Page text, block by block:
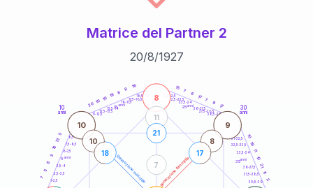
Matrice del Partner 2
20/8/1927
generazione maschile generazione femminile
10
anni
30
anni
1-2,5
2,5-3,5
3,5-4
6-7,5
7,5-8,5
8,5-9
11-12,5
12,5-13,5
13,5-14
16-17,5
17,5-18,5
18,5-19 21-22,5
22,5-23,5
23,5-24
26-27,5
27,5-28,5
28,5-29
31-32,5
32,5-33,5
33,5-34
36-37,5
37,5-38,5
38,5-39
7
5
8
3
16
13
5
20
10
10
18
8
8
16 15
7
6
17
7
8
17
10
19
11
10
21
11
3
8
10 9
11
21
7
10
18
8
17
5anni
15 anni 25anni
35anni